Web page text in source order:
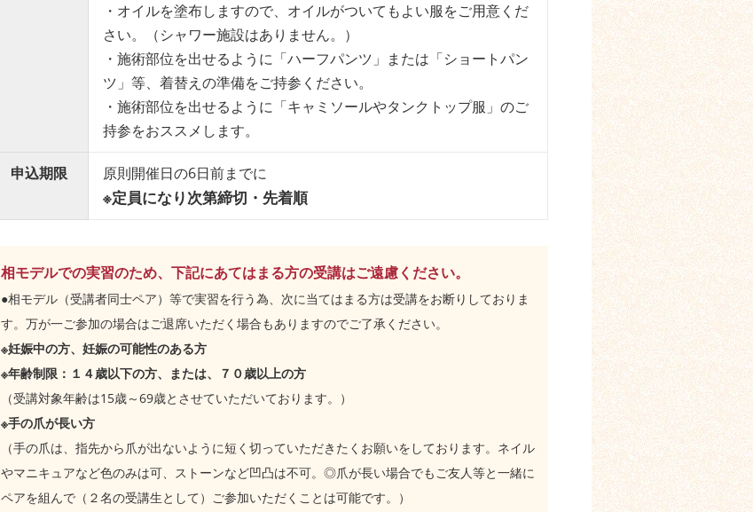
・オイルを塗布しますので、オイルがついてもよい服をご用意くだ
さい。（シャワー施設はありません。）
・施術部位を出せるように「ハーフパンツ」または「ショートパン
ツ」等、着替えの準備をご持参ください。
・施術部位を出せるように「キャミソールやタンクトップ服」のご
持参をおススメします。
申込期限 原則開催日の6日前までに
※定員になり次第締切・先着順
相モデルでの実習のため、下記にあてはまる方の受講はご遠慮ください。
●相モデル（受講者同士ペア）等で実習を行う為、次に当てはまる方は受講をお断りしておりま
す。万が一ご参加の場合はご退席いただく場合もありますのでご了承ください。
※妊娠中の方、妊娠の可能性のある方
※年齢制限：１４歳以下の方、または、７０歳以上の方
（受講対象年齢は15歳～69歳とさせていただいております。）
※手の爪が長い方
（手の爪は、指先から爪が出ないように短く切っていただきたくお願いをしております。ネイル
やマニキュアなど色のみは可、ストーンなど凹凸は不可。◎爪が長い場合でもご友人等と一緒に
ペアを組んで（２名の受講生として）ご参加いただくことは可能です。）